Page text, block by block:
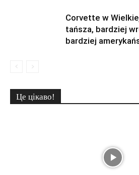
Corvette w
tańsza, bardziej
bardziej
Це цікаво!